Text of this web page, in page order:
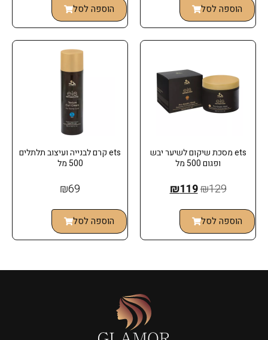
הוספה לסל הוספה לסל
ets מסכת שיקום לשיער יבש
ופגום 500 מל
₪129
₪119
הוספה לסל
ets קרם לבנייה ועיצוב תלתלים
500 מל
₪69
הוספה לסל